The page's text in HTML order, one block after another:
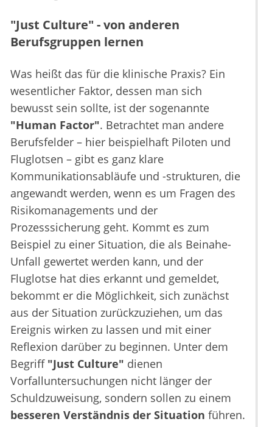
"Just Culture" - von anderen
Berufsgruppen lernen
Was heißt das für die klinische Praxis? Ein
wesentlicher Faktor, dessen man sich
bewusst sein sollte, ist der sogenannte
"Human Factor". Betrachtet man andere
Berufsfelder – hier beispielhaft Piloten und
Fluglotsen – gibt es ganz klare
Kommunikationsabläufe und -strukturen, die
angewandt werden, wenn es um Fragen des
Risikomanagements und der
Prozesssicherung geht. Kommt es zum
Beispiel zu einer Situation, die als Beinahe-
Unfall gewertet werden kann, und der
Fluglotse hat dies erkannt und gemeldet,
bekommt er die Möglichkeit, sich zunächst
aus der Situation zurückzuziehen, um das
Ereignis wirken zu lassen und mit einer
Reflexion darüber zu beginnen. Unter dem
Begriff "Just Culture" dienen
Vorfalluntersuchungen nicht länger der
Schuldzuweisung, sondern sollen zu einem
besseren Verständnis der Situation führen.